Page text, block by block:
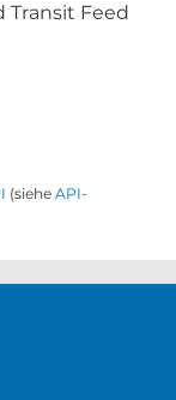
Transit Feed
(siehe API-